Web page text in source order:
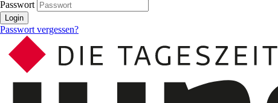
Passwort
Login
Passwort vergessen?